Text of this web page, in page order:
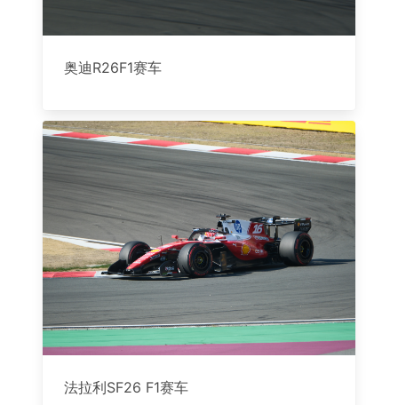
奥迪R26F1赛车
法拉利SF26 F1赛车